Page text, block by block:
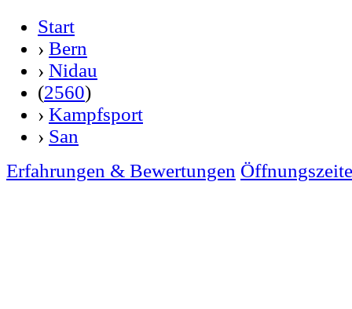
Start
› Bern
› Nidau
(2560)
› Kampfsport
› San
Erfahrungen & Bewertungen